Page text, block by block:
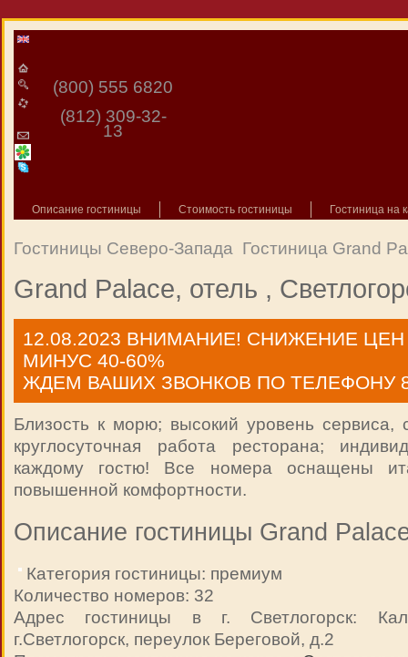
(800) 555 6820
(812) 309-32-
13
Описание гостиницы Стоимость гостиницы Гостиница на
Гостиницы Северо-Запада Гостиница Grand
Grand Palace, отель ,
12.08.2023 ВНИМАНИЕ! СНИЖЕНИЕ
МИНУС 40-60%
ЖДЕМ ВАШИХ ЗВОНКОВ ПО ТЕЛЕФОНУ 8
Близость к морю; высокий уровень сервиса,
круглосуточная работа ресторана;
каждому гостю! Все номера оснащены
повышенной комфортности.
Описание гостиницы Grand
Категория гостиницы: премиум
Количество номеров: 32
Адрес гостиницы в г. Светлогорск:
г.Светлогорск, переулок Береговой, д.2